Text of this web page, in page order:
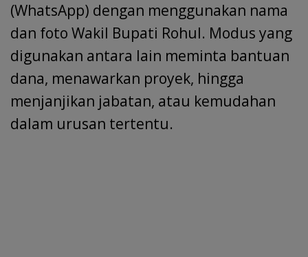
(WhatsApp) dengan menggunakan nama
dan foto Wakil Bupati Rohul. Modus yang
digunakan antara lain meminta bantuan
dana, menawarkan proyek, hingga
menjanjikan jabatan, atau kemudahan
dalam urusan tertentu.